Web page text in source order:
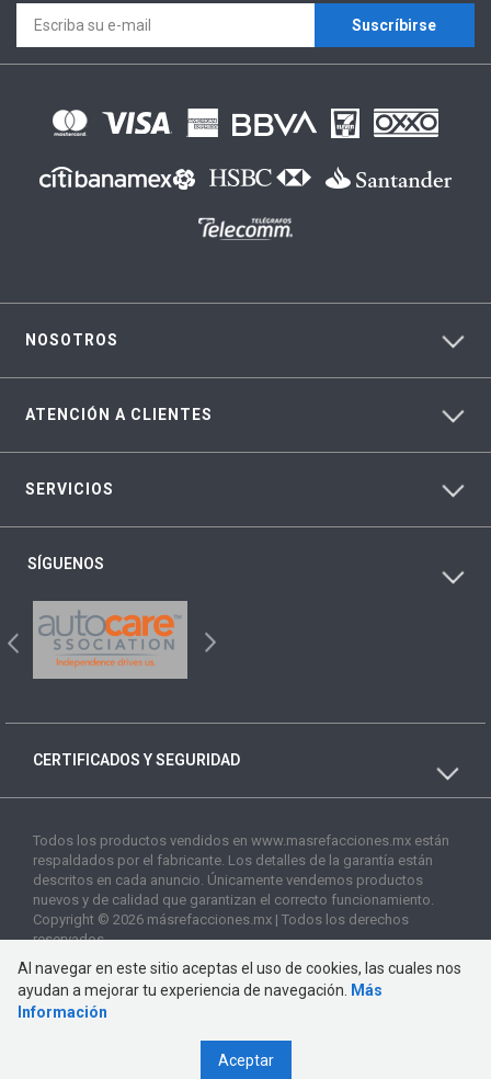
Suscríbirse
NOSOTROS
ATENCIÓN A CLIENTES
SERVICIOS
SÍGUENOS
CERTIFICADOS Y SEGURIDAD
Todos los productos vendidos en www.masrefacciones.mx están
respaldados por el fabricante. Los detalles de la garantía están
descritos en cada anuncio. Únicamente vendemos productos
nuevos y de calidad que garantizan el correcto funcionamiento.
Copyright © 2026 másrefacciones.mx | Todos los derechos
reservados
Al navegar en este sitio aceptas el uso de cookies, las cuales nos
ayudan a mejorar tu experiencia de navegación.
Más
Información
Aceptar